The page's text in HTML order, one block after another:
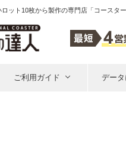
ロット10枚から製作の専門店「コースター
ご利用ガイド デー